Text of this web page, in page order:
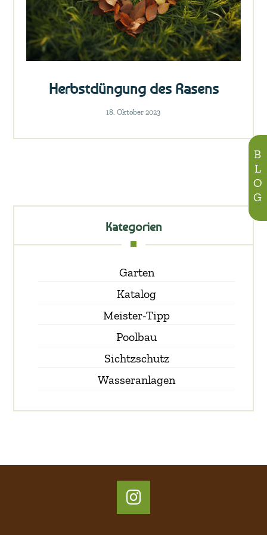
BLOG
Herbstdüngung des Rasens
18. Oktober 2023
Kategorien
Garten
Katalog
Meister-Tipp
Poolbau
Sichtzschutz
Wasseranlagen